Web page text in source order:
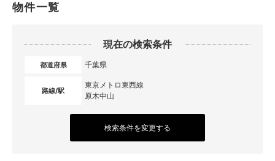
物件一覧
現在の検索条件
都道府県 千葉県
路線/駅
東京メトロ東西線
原木中山
検索条件を変更する